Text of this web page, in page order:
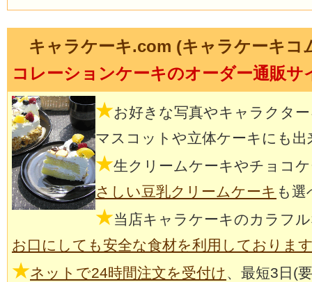
キャラケーキ.com (キャラケーキコ
コレーションケーキのオーダー通販サ
★お好きな写真やキャラクタ
マスコットや立体ケーキにも出
★生クリームケーキやチョコ
さしい豆乳クリームケーキ も選
★当店キャラケーキのカラフ
お口にしても安全な食材を利用しておりま
★ネットで24時間注文を受付け、最短3日(